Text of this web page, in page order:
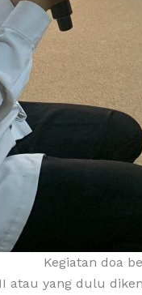
Kegiatan doa
atau yang dulu